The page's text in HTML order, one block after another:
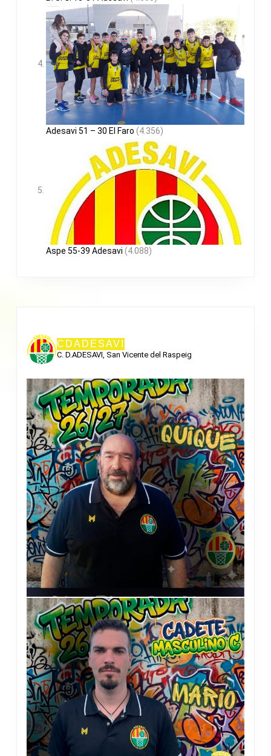
Adesavi 51 – 30 El Faro (4.356)
Aspe 55-39 Adesavi (4.088)
CDADESAVI
C. D.ADESAVI, San Vicente del Raspeig